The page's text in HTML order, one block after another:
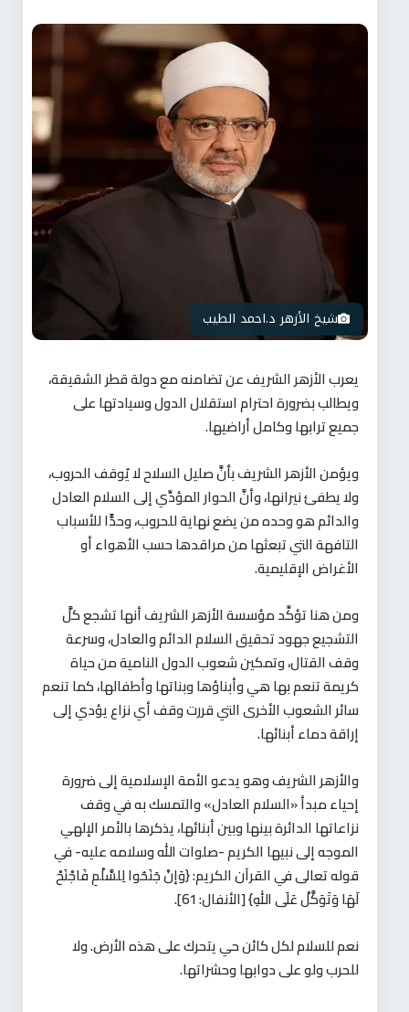
شيخ الأزهر د.احمد الطيب
يعرب الأزهر الشريف عن تضامنه مع دولة قطر الشقيقة،
ويطالب بضرورة احترام استقلال الدول وسيادتها على
جميع ترابها وكامل أراضيها.
ويؤمن الأزهر الشريف بأنَّ صليل السلاح لا يُوقف الحروب،
ولا يطفئ نيرانها، وأنَّ الحوار المؤدِّي إلى السلام العادل
والدائم هو وحده من يضع نهاية للحروب، وحدًّا للأسباب
التافهة التي تبعثها من مراقدها حسب الأهواء أو
الأغراض الإقليمية.
ومن هنا تؤكِّد مؤسسة الأزهر الشريف أنها تشجع كلَّ
التشجيع جهود تحقيق السلام الدائم والعادل، وسرعة
وقف القتال، وتمكين شعوب الدول النامية من حياة
كريمة تنعم بها هي وأبناؤها وبناتها وأطفالها، كما تنعم
سائر الشعوب الأخرى التي قررت وقف أي نزاع يؤدي إلى
إراقة دماء أبنائها.
والأزهر الشريف وهو يدعو الأمة الإسلامية إلى ضرورة
إحياء مبدأ «السلام العادل» والتمسك به في وقف
نزاعاتها الدائرة بينها وبين أبنائها، يذكرها بالأمر الإلهي
الموجه إلى نبيها الكريم -صلوات الله وسلامه عليه- في
قوله تعالى في القرآن الكريم: {وَإنْ جَنَحُوا لِلسَّلْمِ فَاجْنَحْ
لَهَا وَتَوَكَّلْ عَلَى اللهِ} [الأنفال: 61].
نعم للسلام لكل كائن حي يتحرك على هذه الأرض. ولا
للحرب ولو على دوابها وحشراتها.